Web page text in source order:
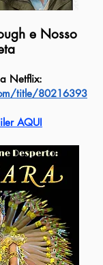
e Nosso
Netflix:
title/80216393
AQUI